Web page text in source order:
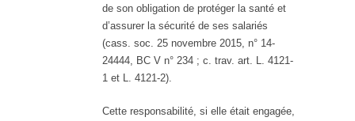
de son obligation de protéger la santé et
d’assurer la sécurité de ses salariés
(cass. soc. 25 novembre 2015, n° 14-
24444, BC V n° 234 ; c. trav. art. L. 4121-
1 et L. 4121-2).
Cette responsabilité, si elle était engagée,